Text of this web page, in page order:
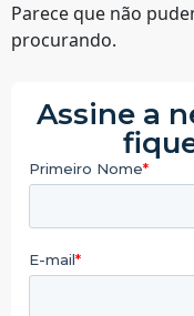
Parece que não
procurando.
Assine a